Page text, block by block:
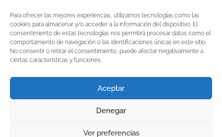
Para ofrecer las mejores experiencias, utilizamos tecnologías como las
cookies para almacenar y/o acceder a la información del dispositivo. El
consentimiento de estas tecnologías nos permitirá procesar datos como el
comportamiento de navegación o las identificaciones únicas en este sitio.
No consentir o retirar el consentimiento, puede afectar negativamente a
ciertas características y funciones.
Aceptar
Denegar
Ver preferencias
Últimas Noticias
Contraste frío – calor
¿Qué es la osteopatía?
Fisioterapia invasiva en Fisioterapia Global®
Fisioterapia Global Guillermo Aladrén S.L.P®